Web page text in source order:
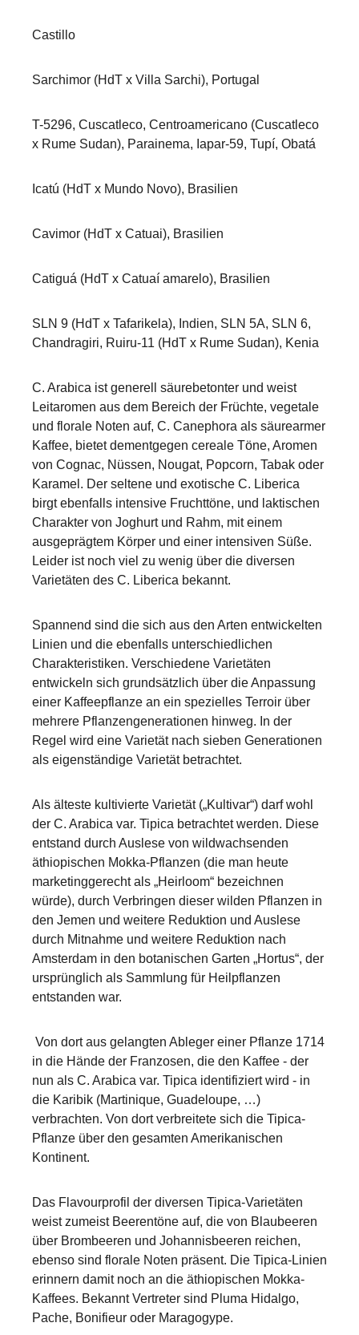
Castillo
Sarchimor (HdT x Villa Sarchi), Portugal
T-5296, Cuscatleco, Centroamericano (Cuscatleco
x Rume Sudan), Parainema, Iapar-59, Tupí, Obatá
Icatú (HdT x Mundo Novo), Brasilien
Cavimor (HdT x Catuai), Brasilien
Catiguá (HdT x Catuaí amarelo), Brasilien
SLN 9 (HdT x Tafarikela), Indien, SLN 5A, SLN 6,
Chandragiri, Ruiru-11 (HdT x Rume Sudan), Kenia
C. Arabica ist generell säurebetonter und weist
Leitaromen aus dem Bereich der Früchte, vegetale
und florale Noten auf, C. Canephora als säurearmer
Kaffee, bietet dementgegen cereale Töne, Aromen
von Cognac, Nüssen, Nougat, Popcorn, Tabak oder
Karamel. Der seltene und exotische C. Liberica
birgt ebenfalls intensive Fruchttöne, und laktischen
Charakter von Joghurt und Rahm, mit einem
ausgeprägtem Körper und einer intensiven Süße.
Leider ist noch viel zu wenig über die diversen
Varietäten des C. Liberica bekannt.
Spannend sind die sich aus den Arten entwickelten
Linien und die ebenfalls unterschiedlichen
Charakteristiken. Verschiedene Varietäten
entwickeln sich grundsätzlich über die Anpassung
einer Kaffeepflanze an ein spezielles Terroir über
mehrere Pflanzengenerationen hinweg. In der
Regel wird eine Varietät nach sieben Generationen
als eigenständige Varietät betrachtet.
Als älteste kultivierte Varietät („Kultivar“) darf wohl
der C. Arabica var. Tipica betrachtet werden. Diese
entstand durch Auslese von wildwachsenden
äthiopischen Mokka-Pflanzen (die man heute
marketinggerecht als „Heirloom“ bezeichnen
würde), durch Verbringen dieser wilden Pflanzen in
den Jemen und weitere Reduktion und Auslese
durch Mitnahme und weitere Reduktion nach
Amsterdam in den botanischen Garten „Hortus“, der
ursprünglich als Sammlung für Heilpflanzen
entstanden war.
Von dort aus gelangten Ableger einer Pflanze 1714
in die Hände der Franzosen, die den Kaffee - der
nun als C. Arabica var. Tipica identifiziert wird - in
die Karibik (Martinique, Guadeloupe, …)
verbrachten. Von dort verbreitete sich die Tipica-
Pflanze über den gesamten Amerikanischen
Kontinent.
Das Flavourprofil der diversen Tipica-Varietäten
weist zumeist Beerentöne auf, die von Blaubeeren
über Brombeeren und Johannisbeeren reichen,
ebenso sind florale Noten präsent. Die Tipica-Linien
erinnern damit noch an die äthiopischen Mokka-
Kaffees. Bekannt Vertreter sind Pluma Hidalgo,
Pache, Bonifieur oder Maragogype.